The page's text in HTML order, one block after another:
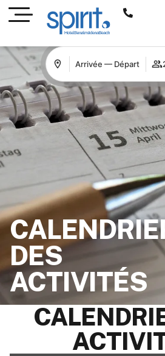
Arrivée — Départ
DES
ACTIVITÉS